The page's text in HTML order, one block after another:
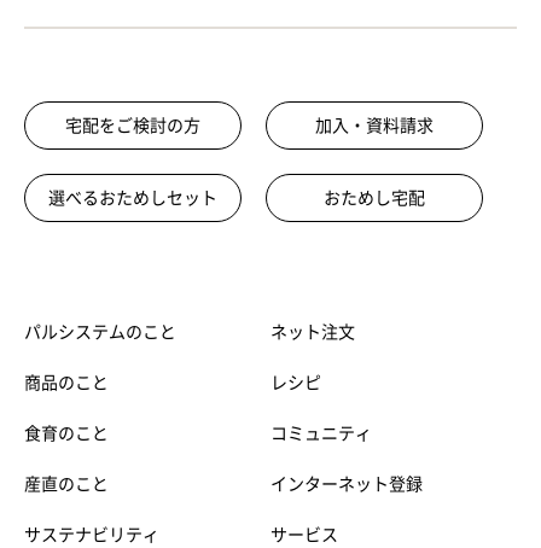
宅配をご検討の方 加入・資料請求
選べるおためしセット おためし宅配
パルシステムのこと
商品のこと
食育のこと
産直のこと
サステナビリティ
ネット注文
レシピ
コミュニティ
インターネット登録
サービス